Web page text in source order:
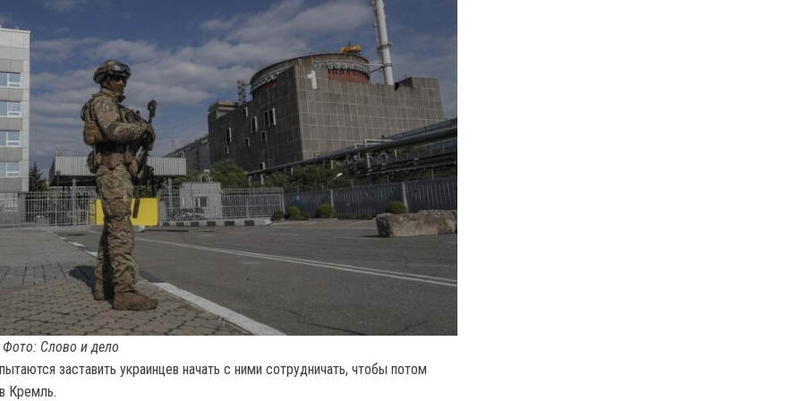
Слово и дело
заставить украинцев начать с ними сотрудничать, чтобы потом
Кремль.